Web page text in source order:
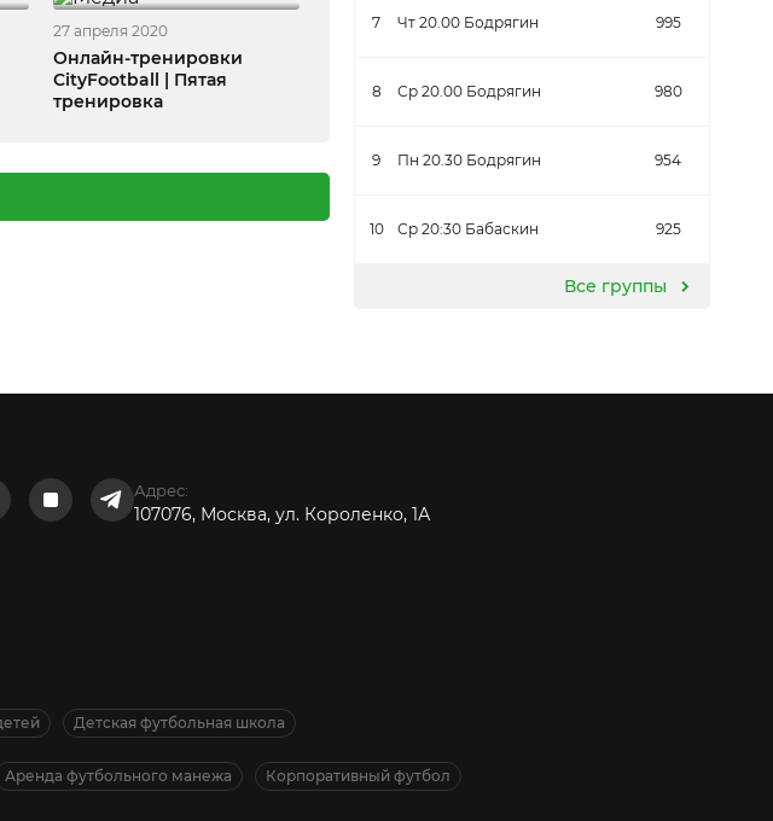
27 апреля 2020
Онлайн-тренировки
CityFootball | Пятая
тренировка
7 Чт 20.00 Бодрягин 995
8 Ср 20.00 Бодрягин 980
9 Пн 20.30 Бодрягин 954
10 Ср 20:30 Бабаскин 925
Все группы
Адрес:
107076, Москва, ул. Короленко, 1А
Детская футбольная школа
Аренда футбольного манежа Корпоративный футбол